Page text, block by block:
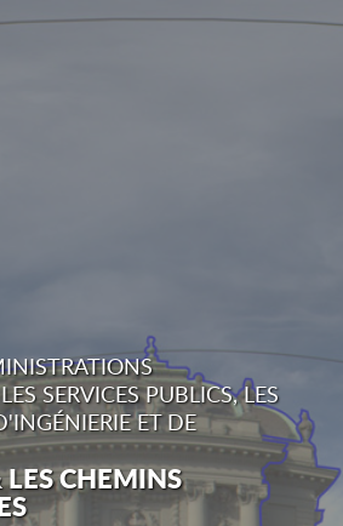
SERVICES PUBLICS, LES
ET DE
CHEMINS